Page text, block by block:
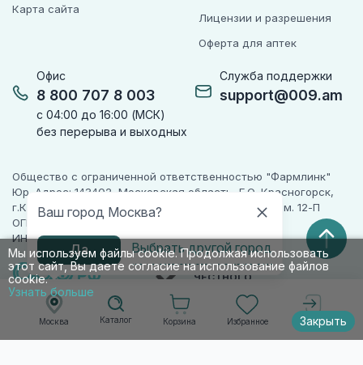
Москва
Ваш город Москва?
Да Выбрать другой город
Каталог Корзина Избранное Войти
Мы используем файлы cookie. Продолжая использовать
этот сайт, Вы даете согласие на использование файлов
cookie.
Узнать больше
Закрыть
Офис
8 800 707 8 003
с 04:00 до 16:00 (МСК)
без перерыва и выходных
Служба поддержки
support@009.am
Карта сайта
Лицензии и разрешения
Оферта для аптек
Общество с ограниченной ответственностью "Фармлинк"
Юр. Адрес: 143402, Московская область, Г.О. Красногорск,
г.Красногорск, ул. Жуковского, д. 17, помещ. III, ком. 12-П
ОГРН 1225000071955
ИНН 5024223277
ПАРТНЕР
ЧЕСТНОГО